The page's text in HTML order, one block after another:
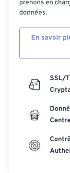
prenons en
données.
En savoir
SSL/